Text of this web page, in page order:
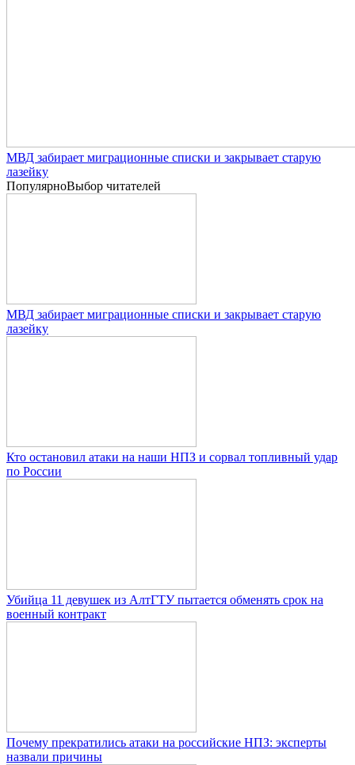
МВД забирает миграционные списки и закрывает старую
лазейку
ПопулярноВыбор читателей
МВД забирает миграционные списки и закрывает старую
лазейку
Кто остановил атаки на наши НПЗ и сорвал топливный удар
по России
Убийца 11 девушек из АлтГТУ пытается обменять срок на
военный контракт
Почему прекратились атаки на российские НПЗ: эксперты
назвали причины